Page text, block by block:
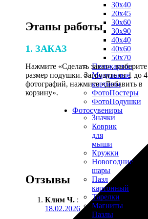
30х40
20х45
30х60
30х90
40х40
40х60
50х70
Пенокартон
Модульные
картины
ФотоПостеры
ФотоПодушки
Фотоcувениры
Значки
Коврик
для
мыши
Кружки
Новогодние
шары
Пазл
картонный
Тарелки
Магниты
Пазлы
Этапы работы
1. ЗАКАЗ
Нажмите «Сделать заказ», выберите
размер подушки. Загрузите от 1 до 4
фотографий, нажмите «Добавить в
корзину».
Отзывы
Клим Ч. :
18.02.2026